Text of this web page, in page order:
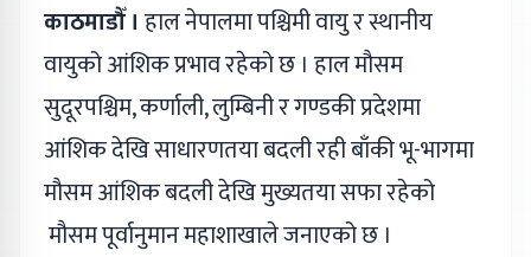
काठमाडौँ । हाल नेपालमा पश्चिमी वायु र स्थानीय
वायुको आंशिक प्रभाव रहेको छ । हाल मौसम
सुदूरपश्चिम, कर्णाली, लुम्बिनी र गण्डकी प्रदेशमा
आंशिक देखि साधारणतया बदली रही बाँकी भू-भागमा
मौसम आंशिक बदली देखि मुख्यतया सफा रहेको
मौसम पूर्वानुमान महाशाखाले जनाएको छ ।